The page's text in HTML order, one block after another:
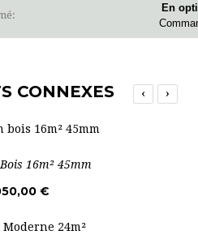
En
CONNEXES ‹ ›
16m² 45mm
€